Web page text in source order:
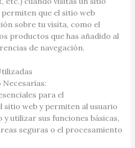
permiten que el sitio web
sobre tu visita, como el
productos que has añadido al
de navegación.
Necesarias:
para el
sitio web y permiten al usuario
utilizar sus funciones básicas,
seguras o el procesamiento